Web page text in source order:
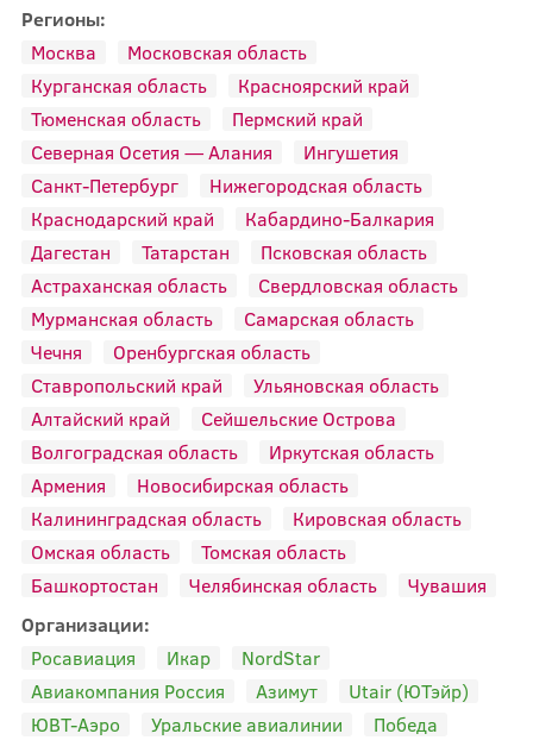
Регионы:
Москва
Московская область
Курганская область
Красноярский край
Тюменская область
Пермский край
Северная Осетия — Алания
Ингушетия
Санкт-Петербург
Нижегородская область
Краснодарский край
Кабардино-Балкария
Дагестан
Татарстан
Псковская область
Астраханская область
Свердловская область
Мурманская область
Самарская область
Чечня
Оренбургская область
Ставропольский край
Ульяновская область
Алтайский край
Сейшельские Острова
Волгоградская область
Иркутская область
Армения
Новосибирская область
Калининградская область
Кировская область
Омская область
Томская область
Башкортостан
Челябинская область
Чувашия
Организации:
Росавиация
Икар
NordStar
Авиакомпания Россия
Азимут
Utair (ЮТэйр)
ЮВТ-Аэро
Уральские авиалинии
Победа